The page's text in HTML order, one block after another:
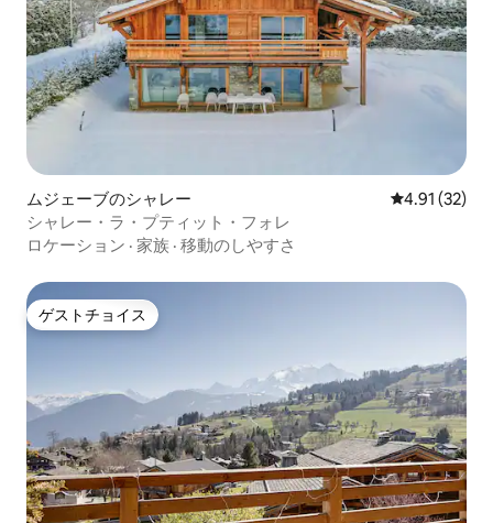
ムジェーブのシャレー レビュー32
4.91 (32)
シャレー・ラ・プティット・フォレ
ロケーション · 家族 · 移動のしやすさ
ゲストチョイス
ゲストチョイス